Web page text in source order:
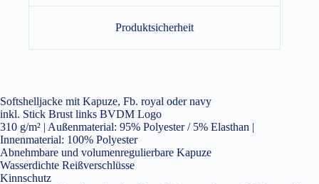
Produktsicherheit
Softshelljacke mit Kapuze, Fb. royal oder navy
inkl. Stick Brust links BVDM Logo
310 g/m² | Außenmaterial: 95% Polyester / 5% Elasthan |
Innenmaterial: 100% Polyester
Abnehmbare und volumenregulierbare Kapuze
Wasserdichte Reißverschlüsse
Kinnschutz